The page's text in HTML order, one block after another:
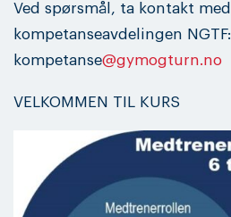
Ved spørsmål, ta kontakt med
kompetanseavdelingen NGTF:
kompetanse@gymogturn.no
VELKOMMEN TIL KURS